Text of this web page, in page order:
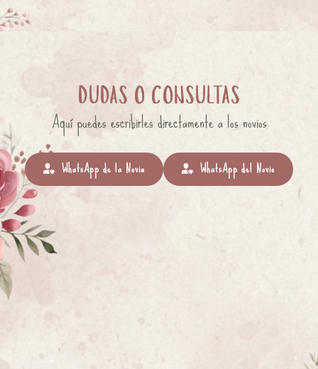
DUDAS O CONSULTAS
Aquí puedes escribirles directamente a los novios
WhatsApp de la Novia WhatsApp del Novio